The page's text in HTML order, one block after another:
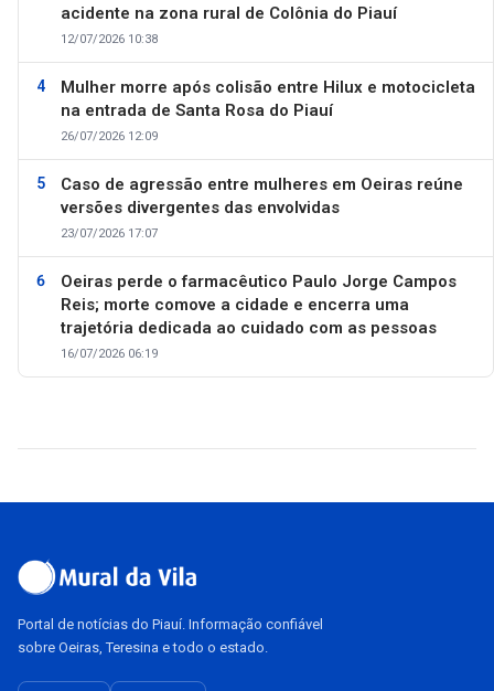
acidente na zona rural de Colônia do Piauí
12/07/2026 10:38
Mulher morre após colisão entre Hilux e motocicleta
na entrada de Santa Rosa do Piauí
26/07/2026 12:09
Caso de agressão entre mulheres em Oeiras reúne
versões divergentes das envolvidas
23/07/2026 17:07
Oeiras perde o farmacêutico Paulo Jorge Campos
Reis; morte comove a cidade e encerra uma
trajetória dedicada ao cuidado com as pessoas
16/07/2026 06:19
Portal de notícias do Piauí. Informação confiável
sobre Oeiras, Teresina e todo o estado.